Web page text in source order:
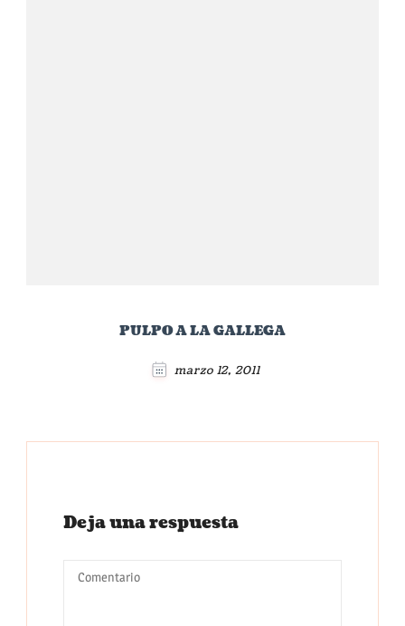
PULPO A LA GALLEGA
marzo 12, 2011
Deja una respuesta